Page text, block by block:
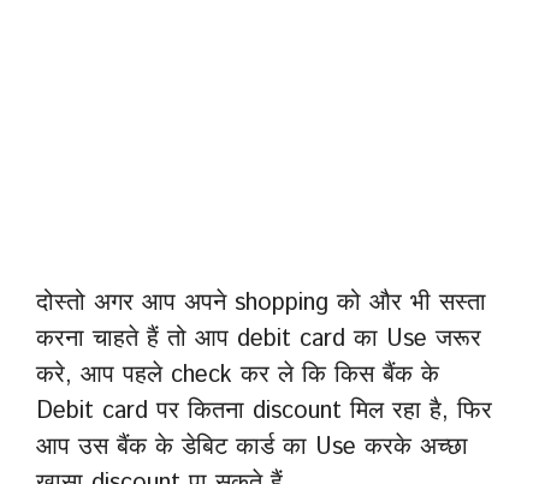
दोस्तो अगर आप अपने shopping को और भी सस्ता
करना चाहते हैं तो आप debit card का Use जरूर
करे, आप पहले check कर ले कि किस बैंक के
Debit card पर कितना discount मिल रहा है, फिर
आप उस बैंक के डेबिट कार्ड का Use करके अच्छा